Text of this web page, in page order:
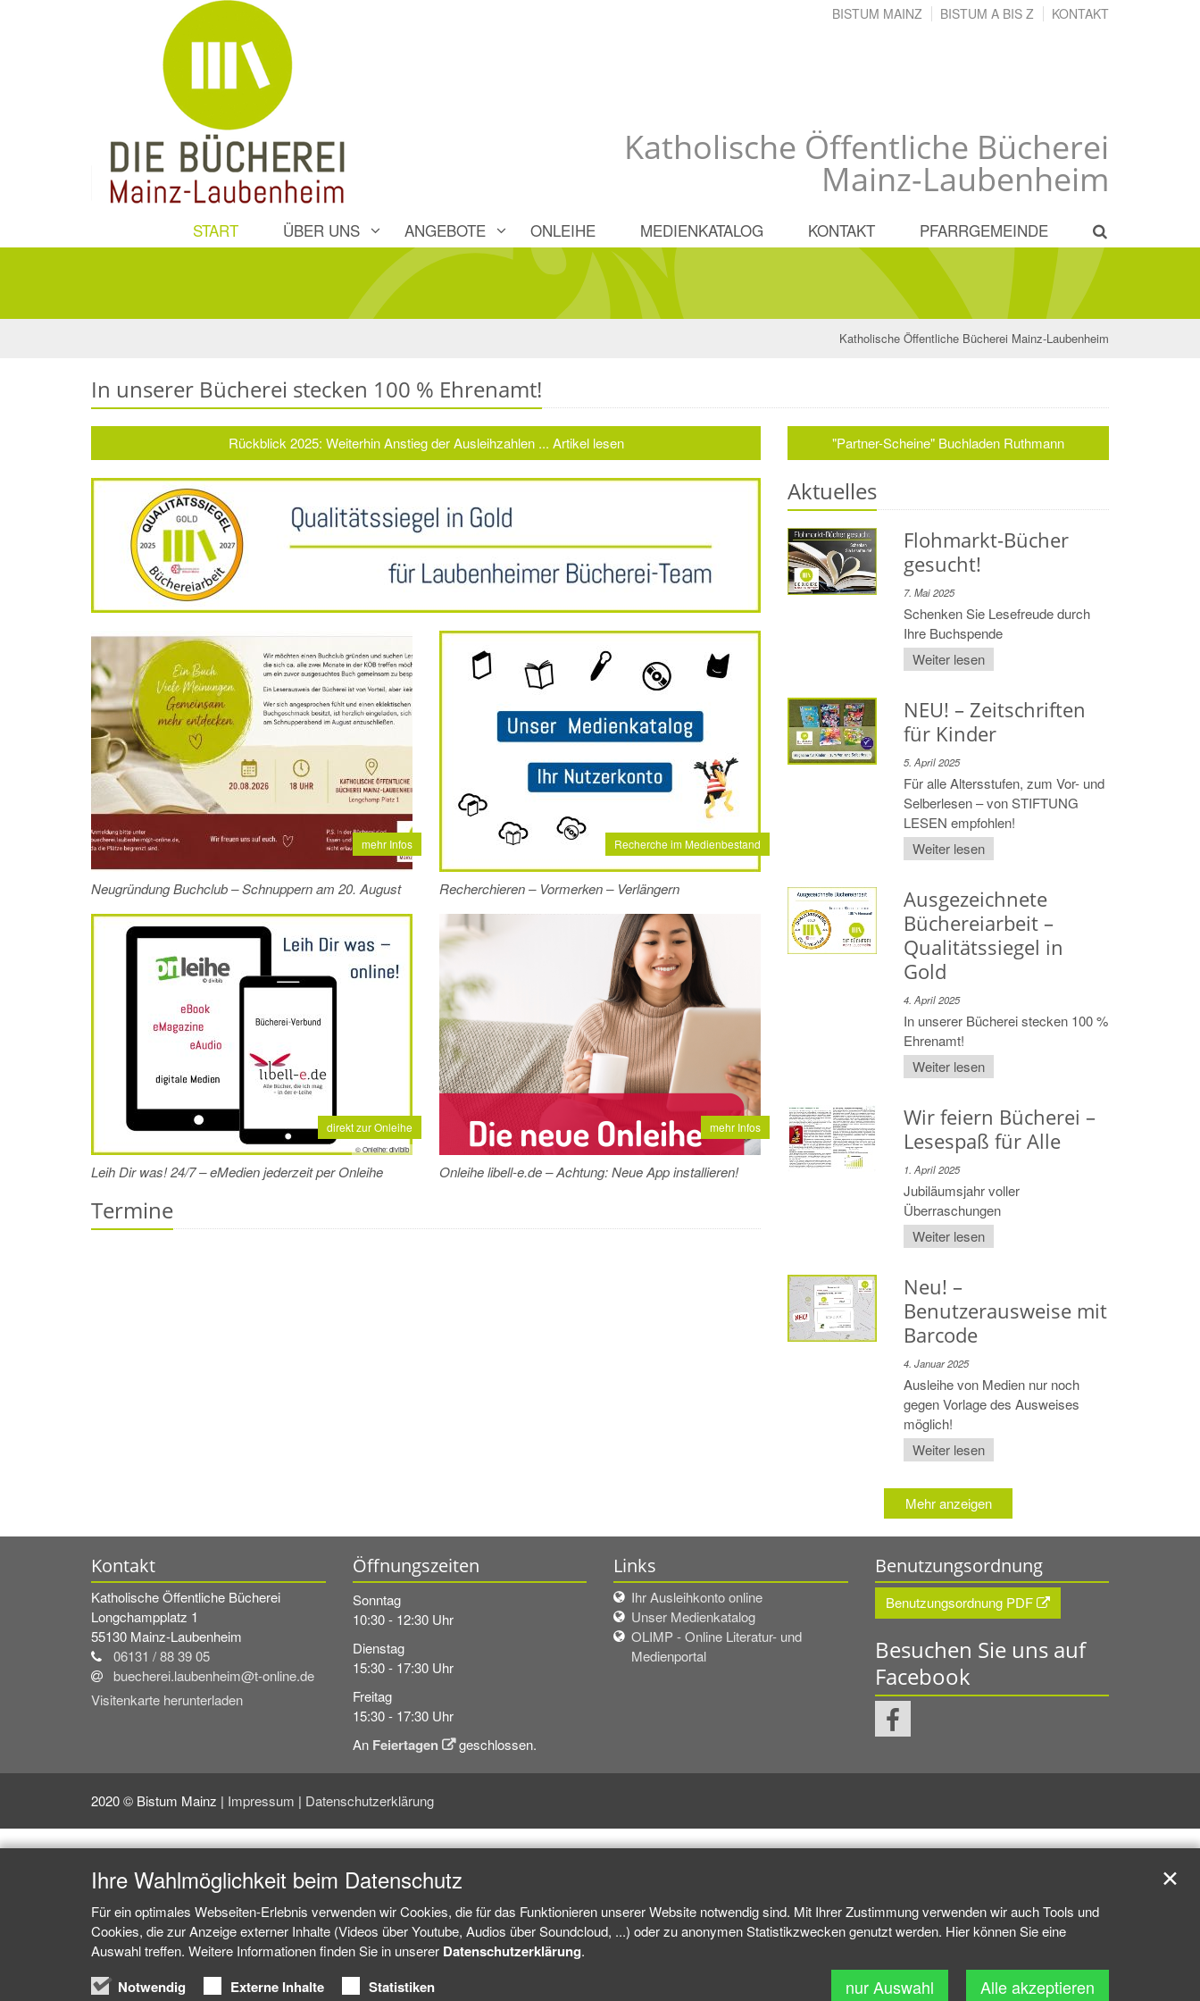
Katholische Öffentliche Bücherei
Mainz-Laubenheim
BISTUM MAINZ BISTUM A BIS Z KONTAKT
START ÜBER UNS ANGEBOTE ONLEIHE MEDIENKATALOG KONTAKT PFARRGEMEINDE
Katholische Öffentliche Bücherei Mainz-Laubenheim
In unserer Bücherei stecken 100 % Ehrenamt!
Rückblick 2025: Weiterhin Anstieg der Ausleihzahlen ... Artikel lesen
mehr Infos
Neugründung Buchclub – Schnuppern am 20. August
Recherche im Medienbestand
Recherchieren – Vormerken – Verlängern
direkt zur Onleihe
© Onleihe: divibib
Leih Dir was! 24/7 – eMedien jederzeit per Onleihe
mehr Infos
Onleihe libell-e.de – Achtung: Neue App installieren!
Termine
"Partner-Scheine" Buchladen Ruthmann
Aktuelles
Flohmarkt-Bücher
gesucht!
7. Mai 2025
Schenken Sie Lesefreude durch
Ihre Buchspende
Weiter lesen
NEU! – Zeitschriften
für Kinder
5. April 2025
Für alle Altersstufen, zum Vor- und
Selberlesen – von STIFTUNG
LESEN empfohlen!
Weiter lesen
Ausgezeichnete
Büchereiarbeit –
Qualitätssiegel in
Gold
4. April 2025
In unserer Bücherei stecken 100 %
Ehrenamt!
Weiter lesen
Wir feiern Bücherei –
Lesespaß für Alle
1. April 2025
Jubiläumsjahr voller
Überraschungen
Weiter lesen
Neu! –
Benutzerausweise mit
Barcode
4. Januar 2025
Ausleihe von Medien nur noch
gegen Vorlage des Ausweises
möglich!
Weiter lesen
Mehr anzeigen
Kontakt
Katholische Öffentliche Bücherei
Longchampplatz 1
55130 Mainz-Laubenheim
06131 / 88 39 05
buecherei.laubenheim@t-online.de
Visitenkarte herunterladen
Öffnungszeiten
Sonntag
10:30 - 12:30 Uhr
Dienstag
15:30 - 17:30 Uhr
Freitag
15:30 - 17:30 Uhr
An Feiertagen geschlossen.
Links
Ihr Ausleihkonto online
Unser Medienkatalog
OLIMP - Online Literatur- und
Medienportal
Benutzungsordnung
Benutzungsordnung PDF
Besuchen Sie uns auf
Facebook
2020 © Bistum Mainz | Impressum | Datenschutzerklärung
Ihre Wahlmöglichkeit beim Datenschutz
Für ein optimales Webseiten-Erlebnis verwenden wir Cookies, die für das Funktionieren unserer Website notwendig sind. Mit Ihrer Zustimmung verwenden wir auch Tools und
Cookies, die zur Anzeige externer Inhalte (Videos über Youtube, Audios über Soundcloud, ...) oder zu anonymen Statistikzwecken genutzt werden. Hier können Sie eine
Auswahl treffen. Weitere Informationen finden Sie in unserer Datenschutzerklärung.
Notwendig Externe Inhalte Statistiken nur Auswahl Alle akzeptieren
✕